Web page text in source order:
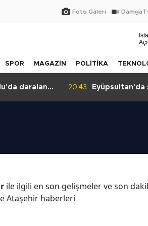
Foto Galeri
SPOR MAGAZİN POLİTİKA
daralan
20:43 Eyüpsultan'da
ile ilgili en son gelişmeler ve son
Ataşehir haberleri